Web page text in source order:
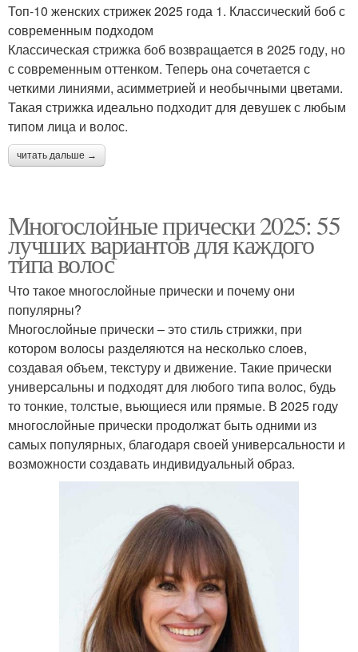
Топ-10 женских стрижек 2025 года 1. Классический боб с
современным подходом
Классическая стрижка боб возвращается в 2025 году, но
с современным оттенком. Теперь она сочетается с
четкими линиями, асимметрией и необычными цветами.
Такая стрижка идеально подходит для девушек с любым
типом лица и волос.
читать дальше →
Многослойные прически 2025: 55
лучших вариантов для каждого
типа волос
Что такое многослойные прически и почему они
популярны?
Многослойные прически – это стиль стрижки, при
котором волосы разделяются на несколько слоев,
создавая объем, текстуру и движение. Такие прически
универсальны и подходят для любого типа волос, будь
то тонкие, толстые, вьющиеся или прямые. В 2025 году
многослойные прически продолжат быть одними из
самых популярных, благодаря своей универсальности и
возможности создавать индивидуальный образ.